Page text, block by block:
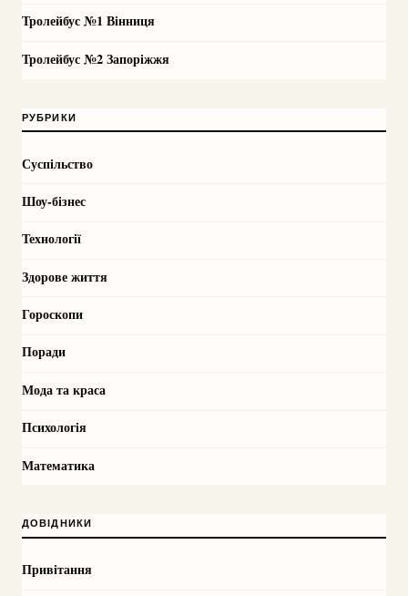
Тролейбус №1 Вінниця
Тролейбус №2 Запоріжжя
РУБРИКИ
Суспільство
Шоу-бізнес
Технології
Здорове життя
Гороскопи
Поради
Мода та краса
Психологія
Математика
ДОВІДНИКИ
Привітання